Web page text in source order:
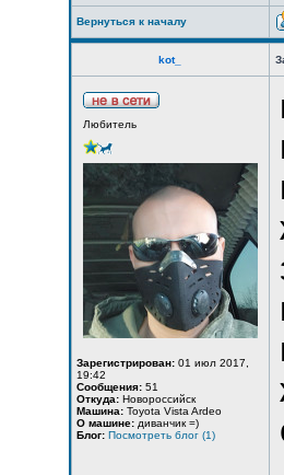
Вернуться к началу
kot_
Любитель
Зарегистрирован: 01 июл 2017,
19:42
Сообщения: 51
Откуда: Новороссийск
Машина: Toyota Vista Ardeo
О машине: диванчик =)
Блог: Посмотреть блог (1)